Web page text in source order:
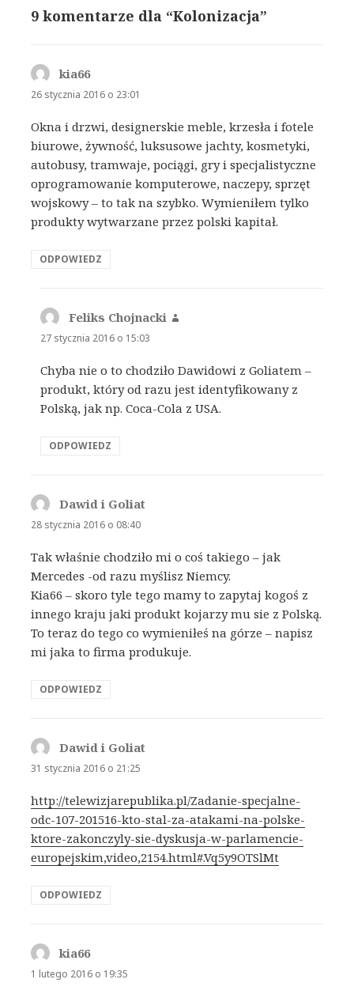
9 komentarze dla “Kolonizacja”
kia66pisze:
26 stycznia 2016 o 23:01
Okna i drzwi, designerskie meble, krzesła i fotele
biurowe, żywność, luksusowe jachty, kosmetyki,
autobusy, tramwaje, pociągi, gry i specjalistyczne
oprogramowanie komputerowe, naczepy, sprzęt
wojskowy – to tak na szybko. Wymieniłem tylko
produkty wytwarzane przez polski kapitał.
ODPOWIEDZ
Feliks Chojnacki
27 stycznia 2016 o 15:03
Chyba nie o to chodziło Dawidowi z Goliatem –
produkt, który od razu jest identyfikowany z
Polską, jak np. Coca-Cola z USA.
ODPOWIEDZ
Dawid i Goliatpisze:
28 stycznia 2016 o 08:40
Tak właśnie chodziło mi o coś takiego – jak
Mercedes -od razu myślisz Niemcy.
Kia66 – skoro tyle tego mamy to zapytaj kogoś z
innego kraju jaki produkt kojarzy mu sie z Polską.
To teraz do tego co wymieniłeś na górze – napisz
mi jaka to firma produkuje.
ODPOWIEDZ
Dawid i Goliatpisze:
31 stycznia 2016 o 21:25
http://telewizjarepublika.pl/Zadanie-specjalne-
odc-107-201516-kto-stal-za-atakami-na-polske-
ktore-zakonczyly-sie-dyskusja-w-parlamencie-
europejskim,video,2154.html#.Vq5y9OTSlMt
ODPOWIEDZ
kia66pisze:
1 lutego 2016 o 19:35